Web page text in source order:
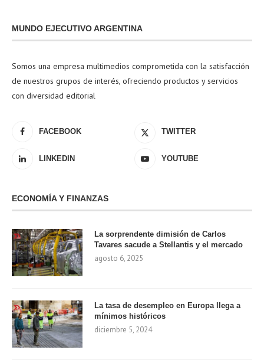
MUNDO EJECUTIVO ARGENTINA
Somos una empresa multimedios comprometida con la satisfacción
de nuestros grupos de interés, ofreciendo productos y servicios
con diversidad editorial
FACEBOOK TWITTER
LINKEDIN YOUTUBE
ECONOMÍA Y FINANZAS
La sorprendente dimisión de Carlos
Tavares sacude a Stellantis y el mercado
agosto 6, 2025
La tasa de desempleo en Europa llega a
mínimos históricos
diciembre 5, 2024